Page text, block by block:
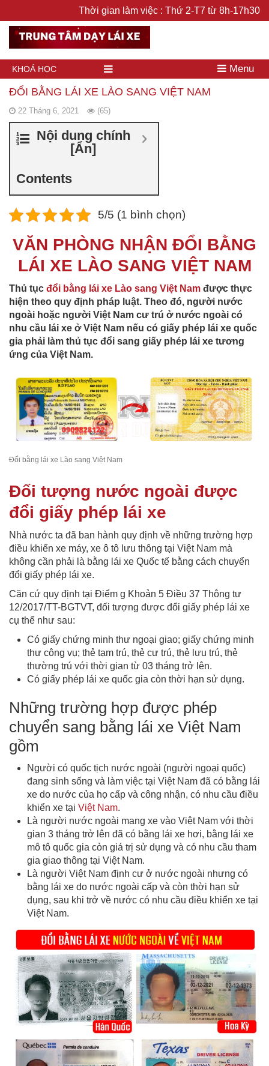
Thời gian làm việc : Thứ 2-T7 từ 8h-17h30
KHOÁ HỌC Menu
ĐỔI BẰNG LÁI XE LÀO SANG VIỆT NAM
22 Tháng 6, 2021 (65)
Nội dung chính
[Ẩn]
Contents
5/5 (1 bình chọn)
VĂN PHÒNG NHẬN ĐỔI BẰNG
LÁI XE LÀO SANG VIỆT NAM
Thủ tục đổi bằng lái xe Lào sang Việt Nam được thực
hiện theo quy định pháp luật. Theo đó, người nước
ngoài hoặc người Việt Nam cư trú ở nước ngoài có
nhu cầu lái xe ở Việt Nam nếu có giấy phép lái xe quốc
gia phải làm thủ tục đổi sang giấy phép lái xe tương
ứng của Việt Nam.
Đổi bằng lái xe Lào sang Việt Nam
Đối tượng nước ngoài được
đổi giấy phép lái xe
Nhà nước ta đã ban hành quy định về những trường hợp
điều khiển xe máy, xe ô tô lưu thông tại Việt Nam mà
không cần phải là bằng lái xe Quốc tế bằng cách chuyển
đổi giấy phép lái xe.
Căn cứ quy định tại Điểm g Khoản 5 Điều 37 Thông tư
12/2017/TT-BGTVT, đối tượng được đổi giấy phép lái xe
cụ thể như sau:
Có giấy chứng minh thư ngoại giao; giấy chứng minh
thư công vụ; thẻ tạm trú, thẻ cư trú, thẻ lưu trú, thẻ
thường trú với thời gian từ 03 tháng trở lên.
Có giấy phép lái xe quốc gia còn thời hạn sử dụng.
Những trường hợp được phép
chuyển sang bằng lái xe Việt Nam
gồm
Người có quốc tịch nước ngoài (người ngoại quốc)
đang sinh sống và làm việc tại Việt Nam đã có bằng lái
xe do nước của họ cấp và công nhận, có nhu cầu điều
khiển xe tại Việt Nam.
Là người nước ngoài mang xe vào Việt Nam với thời
gian 3 tháng trở lên đã có bằng lái xe hơi, bằng lái xe
mô tô quốc gia còn giá trị sử dụng và có nhu cầu tham
gia giao thông tại Việt Nam.
Là người Việt Nam định cư ở nước ngoài nhưng có
bằng lái xe do nước ngoài cấp và còn thời hạn sử
dụng, sau khi trở về nước có nhu cầu điều khiển xe tại
Việt Nam.